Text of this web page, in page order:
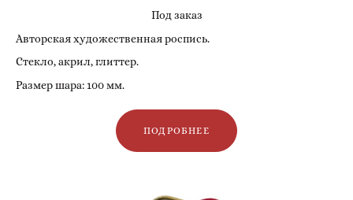
Под заказ
Авторская художественная роспись.
Стекло, акрил, глиттер.
Размер шара: 100 мм.
ПОДРОБНЕЕ